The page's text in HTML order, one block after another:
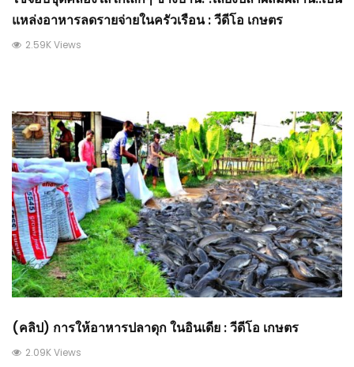
แหล่งอาหารลดรายจ่ายในครัวเรือน : วีดีโอ เกษตร
2.59K Views
(คลิป) การให้อาหารปลาดุก ในอินเดีย : วีดีโอ เกษตร
2.09K Views